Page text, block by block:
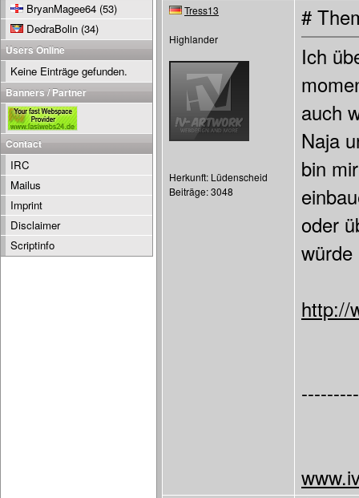
Tress13
Highlander
Herkunft: Lüdenscheid
Beiträge: 3048
#
Ich
auch
Naja
bin
oder
würde
http://
BryanMagee64 (53)
DedraBolin (34)
Users Online
Keine Einträge gefunden.
Banners / Partner
Contact
IRC
Mailus
Imprint
Disclaimer
Scriptinfo